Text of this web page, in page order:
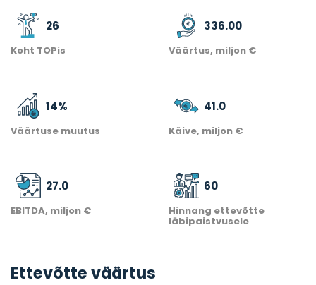
26
Koht TOPis
336.00
Väärtus, miljon €
14%
Väärtuse muutus
41.0
Käive, miljon €
27.0
EBITDA, miljon €
60
Hinnang ettevõtte
läbipaistvusele
Ettevõtte väärtus